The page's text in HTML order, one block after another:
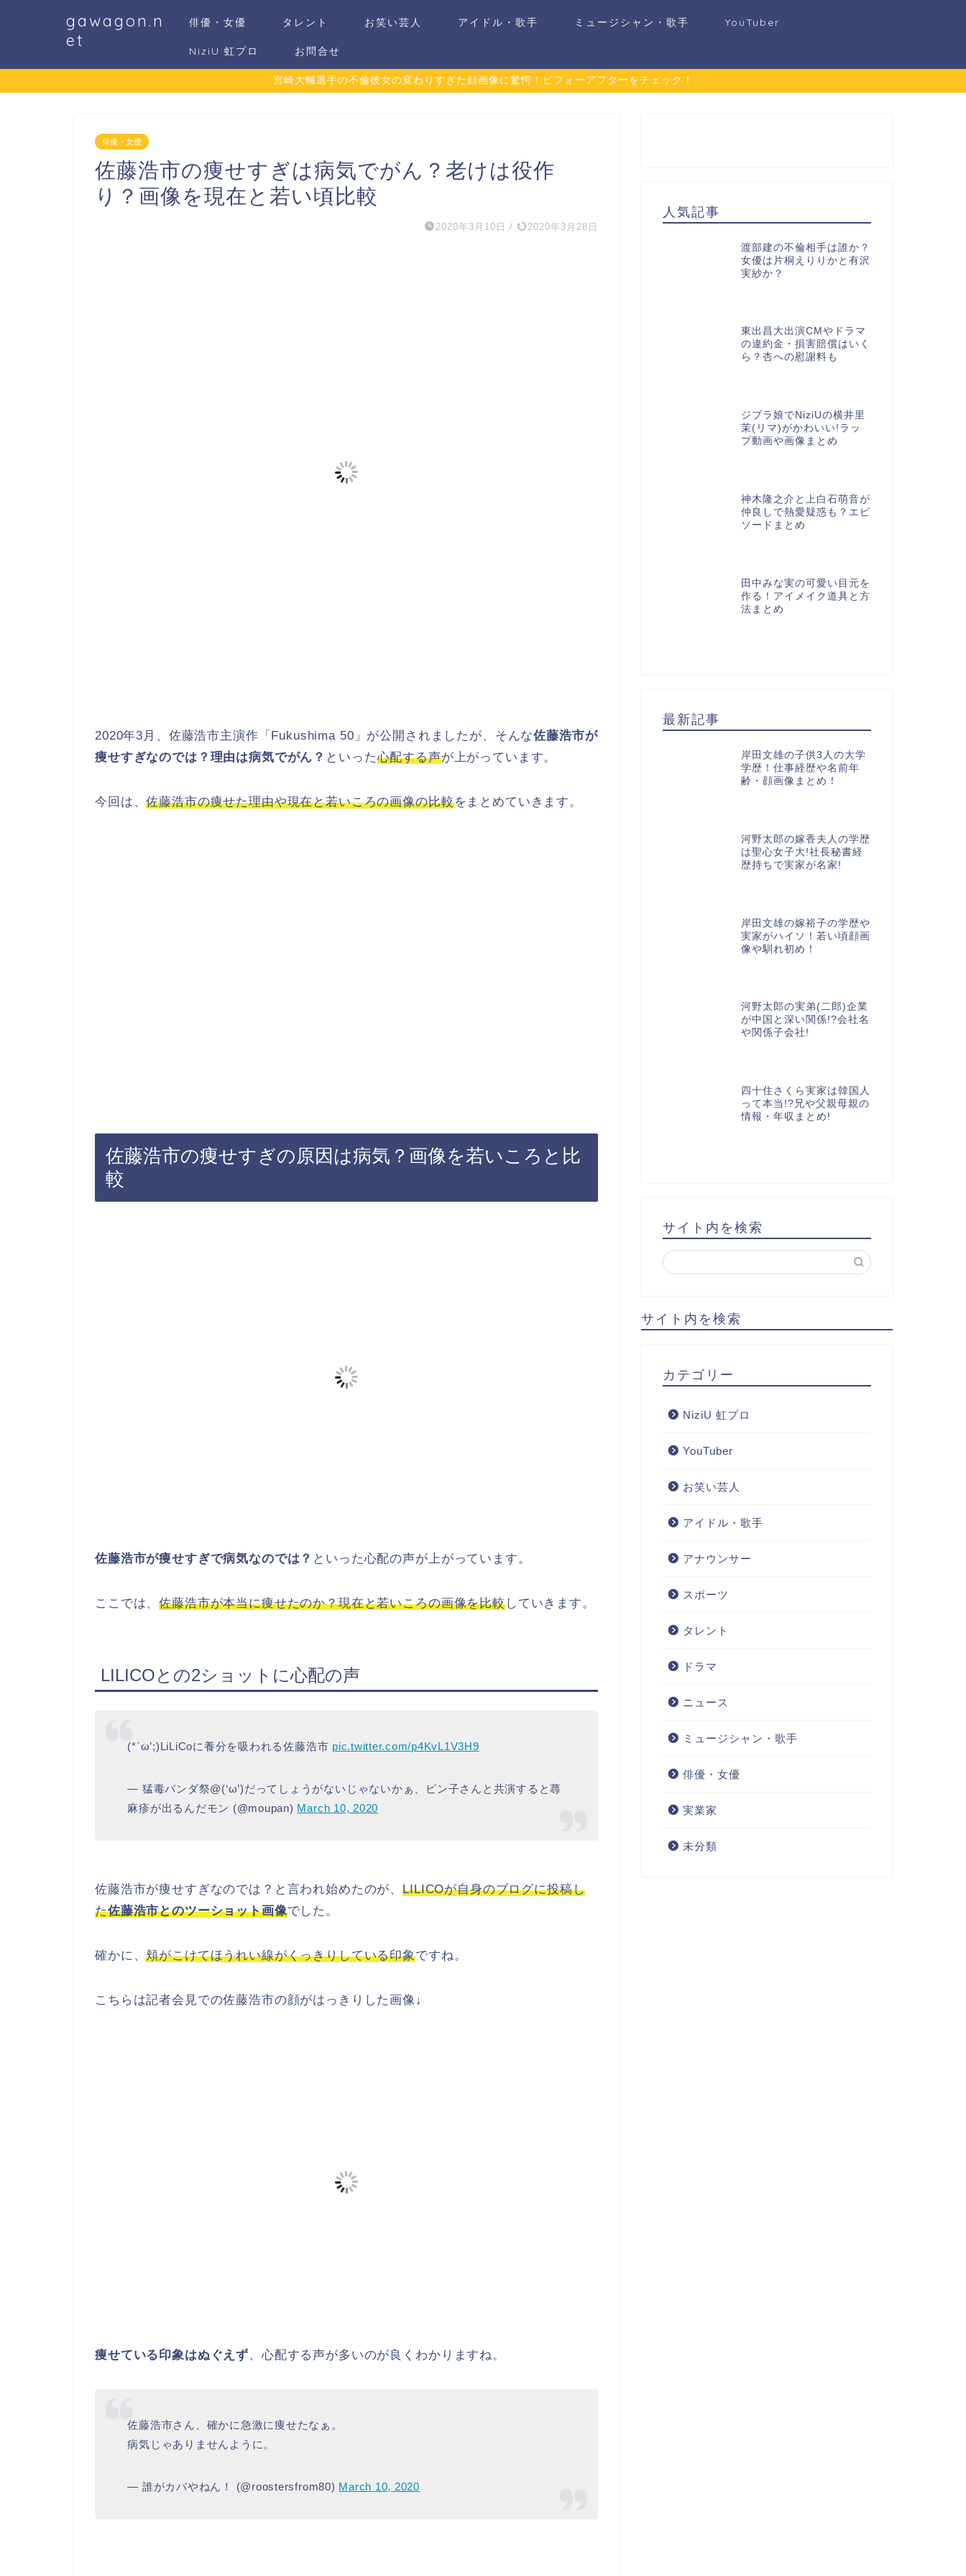
gawagon.n
et
俳優・女優 タレント お笑い芸人 アイドル・歌手 ミュージシャン・歌手 YouTuber
NiziU 虹プロ お問合せ
宮崎大輔選手の不倫彼女の変わりすぎた顔画像に驚愕！ビフォーアフターをチェック！
俳優・女優
佐藤浩市の痩せすぎは病気でがん？老けは役作
り？画像を現在と若い頃比較
2020年3月10日 / 2020年3月28日
2020年3月、佐藤浩市主演作「Fukushima 50」が公開されましたが、そんな佐藤浩市が
痩せすぎなのでは？理由は病気でがん？ といった心配する声が上がっています。
今回は、佐藤浩市の痩せた理由や現在と若いころの画像の比較をまとめていきます。
佐藤浩市の痩せすぎの原因は病気？画像を若いころと比
較
佐藤浩市が痩せすぎで病気なのでは？ といった心配の声が上がっています。
ここでは、佐藤浩市が本当に痩せたのか？現在と若いころの画像を比較していきます。
LILICOとの2ショットに心配の声
(*`ω’;)LiLiCoに養分を吸われる佐藤浩市 pic.twitter.com/p4KvL1V3H9
— 猛毒パンダ祭@(‘ω’)だってしょうがないじゃないかぁ、ピン子さんと共演すると蕁
麻疹が出るんだモン (@moupan) March 10, 2020
佐藤浩市が痩せすぎなのでは？と言われ始めたのが、LILICOが自身のブログに投稿し
た佐藤浩市とのツーショット画像でした。
確かに、頬がこけてほうれい線がくっきりしている印象ですね。
こちらは記者会見での佐藤浩市の顔がはっきりした画像↓
痩せている印象はぬぐえず、心配する声が多いのが良くわかりますね。
佐藤浩市さん、確かに急激に痩せたなぁ。
病気じゃありませんように。
— 誰がカバやねん！ (@roostersfrom80) March 10, 2020
人気記事
渡部建の不倫相手は誰か？
女優は片桐えりりかと有沢
実紗か？
東出昌大出演CMやドラマ
の違約金・損害賠償はいく
ら？杏への慰謝料も
ジブラ娘でNiziUの横井里
茉(リマ)がかわいい!ラッ
プ動画や画像まとめ
神木隆之介と上白石萌音が
仲良しで熱愛疑惑も？エピ
ソードまとめ
田中みな実の可愛い目元を
作る！アイメイク道具と方
法まとめ
最新記事
岸田文雄の子供3人の大学
学歴！仕事経歴や名前年
齢・顔画像まとめ！
河野太郎の嫁香夫人の学歴
は聖心女子大!社長秘書経
歴持ちで実家が名家!
岸田文雄の嫁裕子の学歴や
実家がハイソ！若い頃顔画
像や馴れ初め！
河野太郎の実弟(二郎)企業
が中国と深い関係!?会社名
や関係子会社!
四十住さくら実家は韓国人
って本当!?兄や父親母親の
情報・年収まとめ!
サイト内を検索
サイト内を検索
カテゴリー
NiziU 虹プロ
YouTuber
お笑い芸人
アイドル・歌手
アナウンサー
スポーツ
タレント
ドラマ
ニュース
ミュージシャン・歌手
俳優・女優
実業家
未分類